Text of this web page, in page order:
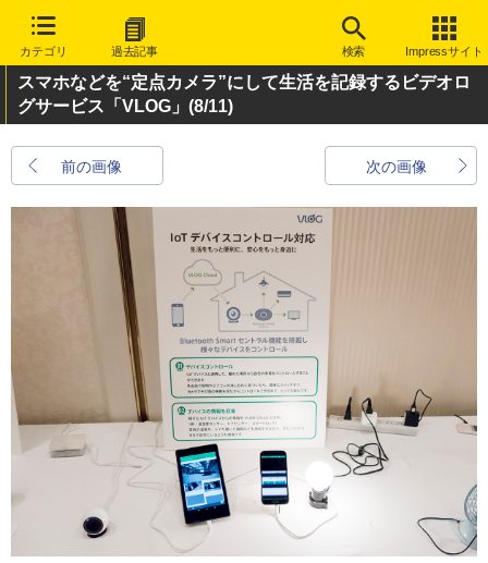
カテゴリ 過去記事 検索 Impressサイト
スマホなどを“定点カメラ”にして生活を記録するビデオロ
グサービス「VLOG」 (8/11)
前の画像 次の画像